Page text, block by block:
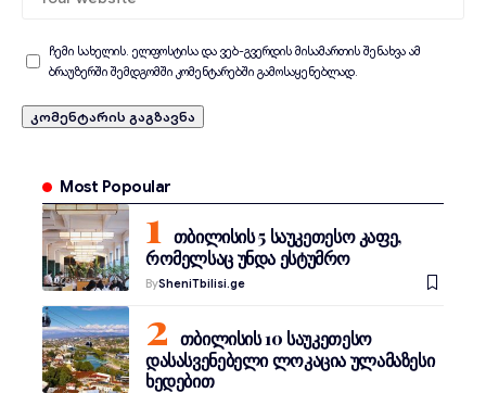
ჩემი სახელის. ელფოსტისა და ვებ-გვერდის მისამართის შენახვა ამ
ბრაუზერში შემდგომში კომენტარებში გამოსაყენებლად.
Most Popoular
თბილისის 5 საუკეთესო კაფე,
რომელსაც უნდა ესტუმრო
BySheniTbilisi.ge
თბილისის 10 საუკეთესო
დასასვენებელი ლოკაცია ულამაზესი
ხედებით